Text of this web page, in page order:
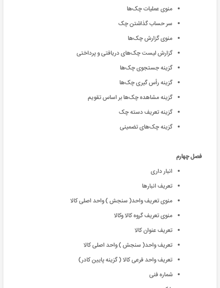
منوی عملیات ‌چک‌ها
سر حساب گذاشتن چک
منوی گزارش ‌چک‌ها
گزارش لیست ‌چک‌های دریافتی و پرداختی
گزینه جستجوی ‌چک‌ها
گزینه رأس گیری ‌چک‌ها
گزینه مشاهده ‌چک‌ها بر اساس تقویم
گزینه تعریف دسته چک
گزینه ‌چک‌های تضمینی
فصل چهارم
انبار داری
تعریف انبارها
منوی تعریف واحد( سنجش ) واحد اصلی کالا
منوی تعریف گروه کالا وکالا
تعریف عنوان کالا
تعریف واحد( سنجش ) واحد اصلی کالا
تعریف واحد فرعی کالا ( گزینه پایین کادر)
شماره فنی